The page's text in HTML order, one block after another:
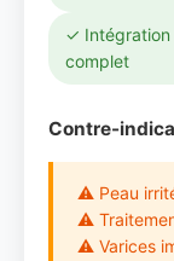
✓ Intégration
complet
Contre-
⚠ Peau
⚠
⚠ Varices